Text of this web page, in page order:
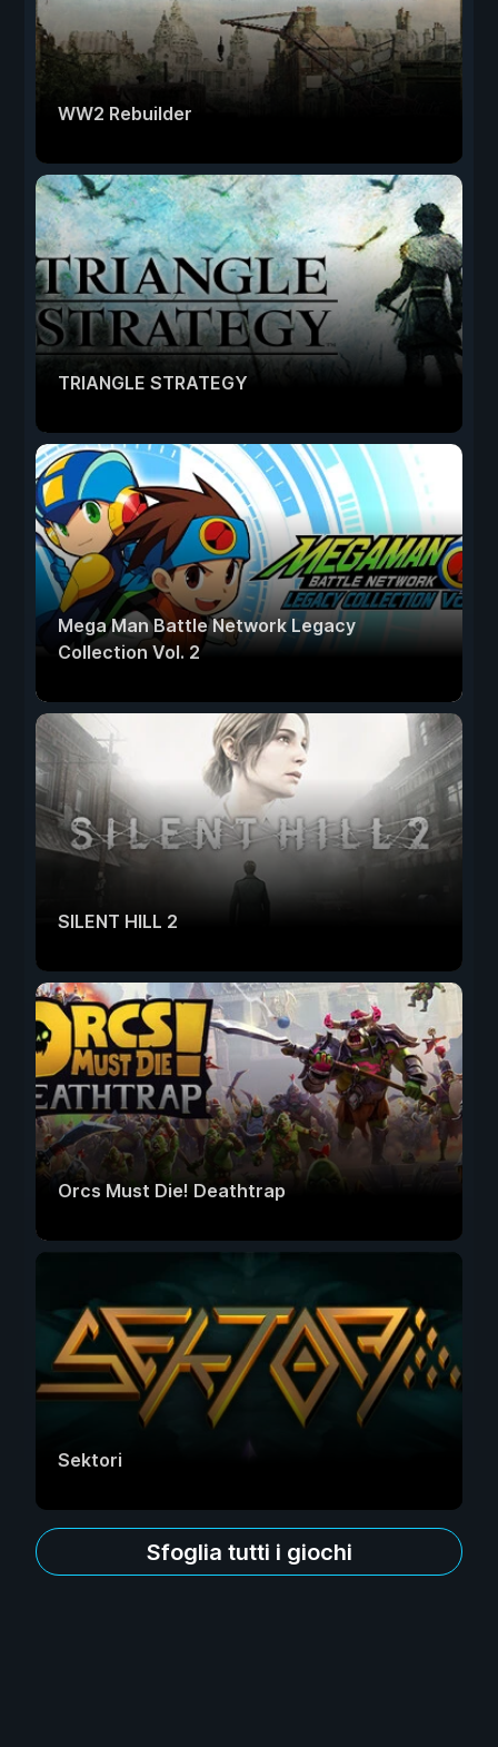
WW2 Rebuilder
TRIANGLE STRATEGY
Mega Man Battle Network Legacy
Collection Vol. 2
SILENT HILL 2
Orcs Must Die! Deathtrap
Sektori
Sfoglia tutti i giochi